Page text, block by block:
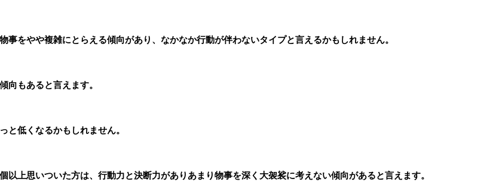
をやや複雑にとらえる傾向があり、なかなか行動が伴わないタイプと言えるかもしれません。
向もあると言えます。
と低くなるかもしれません。
上思いついた方は、行動力と決断力がありあまり物事を深く大袈裟に考えない傾向があると言えます。